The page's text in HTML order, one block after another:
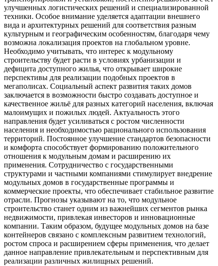
улучшенных логистических решений и специализированной
техники. Особое внимание уделяется адаптации внешнего
вида и архитектурных решений для соответствия разным
культурным и географическим особенностям, благодаря чему
возможна локализация проектов на глобальном уровне.
Необходимо учитывать, что интерес к модульному
строительству будет расти в условиях урбанизации и
дефицита доступного жилья, что открывает широкие
перспективы для реализации подобных проектов в
мегаполисах. Социальный аспект развития таких домов
заключается в возможности быстро создавать доступное и
качественное жильё для разных категорий населения, включая
малоимущих и пожилых людей. Актуальность этого
направления будет усиливаться с ростом численности
населения и необходимостью рационального использования
территорий. Постоянное улучшение стандартов безопасности
и комфорта способствует формированию положительного
отношения к модульным домам и расширению их
применения. Сотрудничество с государственными
структурами и частными компаниями стимулирует внедрение
модульных домов в государственные программы и
коммерческие проекты, что обеспечивает стабильное развитие
отрасли. Прогнозы указывают на то, что модульное
строительство станет одним из важнейших сегментов рынка
недвижимости, привлекая инвесторов и инновационные
компании. Таким образом, будущее модульных домов на базе
контейнеров связано с комплексным развитием технологий,
ростом спроса и расширением сферы применения, что делает
данное направление привлекательным и перспективным для
реализации различных жилищных решений.